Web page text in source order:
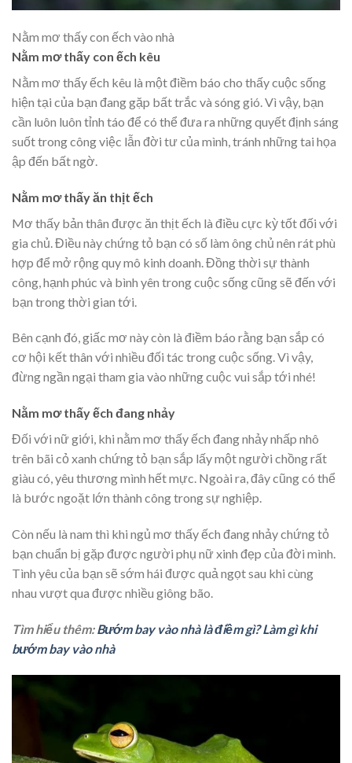
Nằm mơ thấy con ếch vào nhà
Nằm mơ thấy con ếch kêu
Nằm mơ thấy ếch kêu là một điềm báo cho thấy cuộc sống
hiện tại của bạn đang gặp bất trắc và sóng gió. Vì vậy, bạn
cần luôn luôn tỉnh táo để có thể đưa ra những quyết định sáng
suốt trong công việc lẫn đời tư của mình, tránh những tai họa
ập đến bất ngờ.
Nằm mơ thấy ăn thịt ếch
Mơ thấy bản thân được ăn thịt ếch là điều cực kỳ tốt đối với
gia chủ. Điều này chứng tỏ bạn có số làm ông chủ nên rát phù
hợp để mở rộng quy mô kinh doanh. Đồng thời sự thành
công, hạnh phúc và bình yên trong cuộc sống cũng sẽ đến với
bạn trong thời gian tới.
Bên cạnh đó, giấc mơ này còn là điềm báo rằng bạn sắp có
cơ hội kết thân với nhiều đối tác trong cuộc sống. Vì vậy,
đừng ngần ngại tham gia vào những cuộc vui sắp tới nhé!
Nằm mơ thấy ếch đang nhảy
Đối với nữ giới, khi nằm mơ thấy ếch đang nhảy nhấp nhô
trên bãi cỏ xanh chứng tỏ bạn sắp lấy một người chồng rất
giàu có, yêu thương mình hết mực. Ngoài ra, đây cũng có thể
là bước ngoặt lớn thành công trong sự nghiệp.
Còn nếu là nam thì khi ngủ mơ thấy ếch đang nhảy chứng tỏ
bạn chuẩn bị gặp được người phụ nữ xinh đẹp của đời mình.
Tình yêu của bạn sẽ sớm hái được quả ngọt sau khi cùng
nhau vượt qua được nhiều giông bão.
Tìm hiểu thêm:Bướm bay vào nhà là điềm gì? Làm gì khi
bướm bay vào nhà